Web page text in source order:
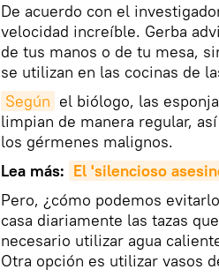
De acuerdo con el
velocidad increíble. Gerba
de tus manos o de tu mesa,
se utilizan en las cocinas de
Según el biólogo, las
limpian de manera regular,
los gérmenes malignos.
Lea más: El 'silencioso
Pero, ¿cómo podemos
casa diariamente las tazas
necesario utilizar agua
Otra opción es utilizar vasos